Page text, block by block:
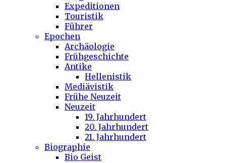
Expeditionen
Touristik
Führer
Epochen
Archäologie
Frühgeschichte
Antike
Hellenistik
Mediävistik
Frühe Neuzeit
Neuzeit
19. Jahrhundert
20. Jahrhundert
21. Jahrhundert
Biographie
Bio Geist